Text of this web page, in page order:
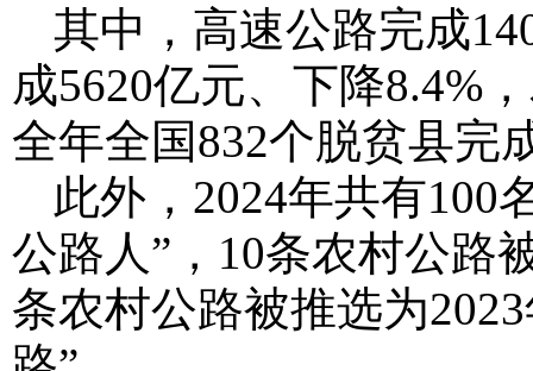
其中，高速公路完成
成5620亿元、下降8.4%
全年全国832个脱贫县完
此外，2024年共有100
公路人”，10条农村公路
条农村公路被推选为